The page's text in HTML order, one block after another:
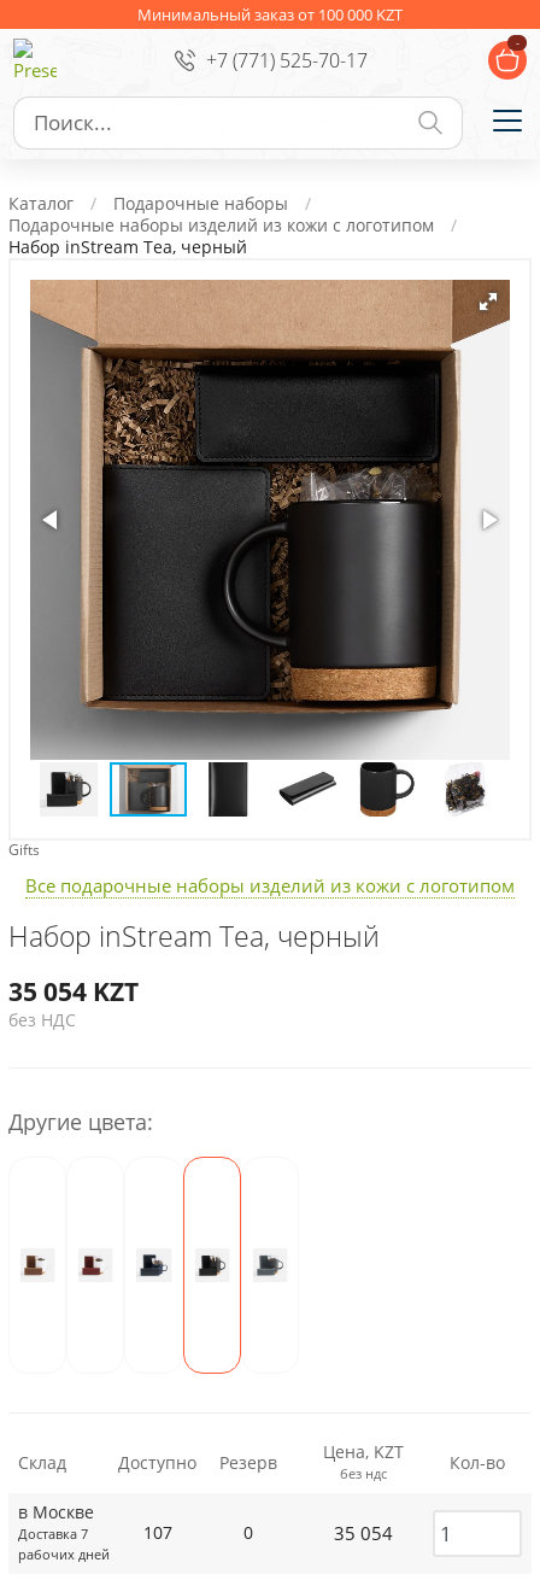
Минимальный заказ от 100 000 KZT
+7 (771) 525-70-17
-
Ежедневники Новогодние подарки
Сувениры к праздникам Упаковка
Личные аксессуары
Деловые подарки
Съедобные подарки с логотипом
Каталог
Подарочные наборы
Подарочные наборы изделий из кожи с логотипом
Набор inStream Tea, черный
Gifts
Все подарочные наборы изделий из кожи с логотипом
Набор inStream Tea, черный
35 054 KZT
без НДС
Другие цвета:
Склад Доступно Резерв Цена, KZT
без ндс Кол-во
в Москве
Доставка 7
рабочих дней
107 0 35 054